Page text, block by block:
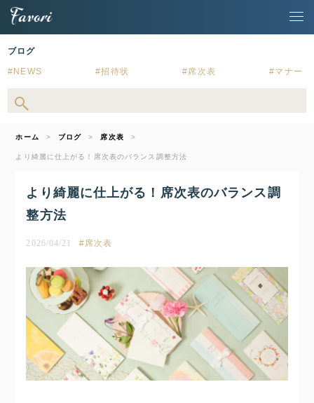
ブログ
NEWS 招待状 席次表 マナー
ホーム ブログ 席次表
より綺麗に仕上がる！席次表のバランス調整方法
より綺麗に仕上がる！席次表のバランス調
整方法
2026/04/21 席次表